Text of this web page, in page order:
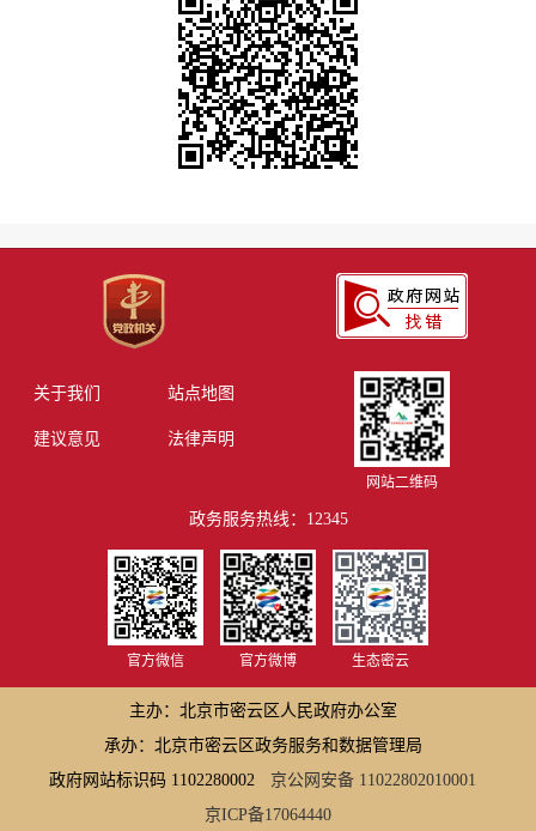
关于我们 站点地图
建议意见 法律声明
网站二维码
政务服务热线：12345
官方微信 官方微博 生态密云
主办：北京市密云区人民政府办公室
承办：北京市密云区政务服务和数据管理局
政府网站标识码 1102280002
京公网安备 11022802010001
京ICP备17064440